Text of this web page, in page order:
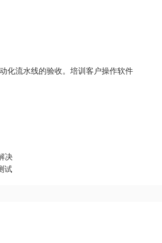
化流水线的验收。培训客户操作软件
决
试